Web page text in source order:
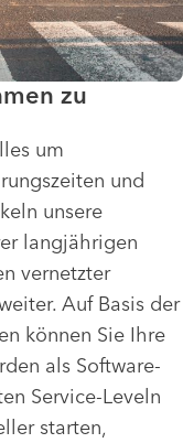
zu
um
und
unsere
langjährigen
vernetzter
Auf Basis der
können Sie Ihre
als Software-
Service-Leveln
starten,